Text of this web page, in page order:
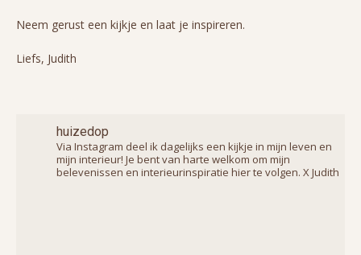
Neem gerust een kijkje en laat je inspireren.
Liefs, Judith
huizedop
Via Instagram deel ik dagelijks een kijkje in mijn leven en
mijn interieur! Je bent van harte welkom om mijn
belevenissen en interieurinspiratie hier te volgen. X Judith